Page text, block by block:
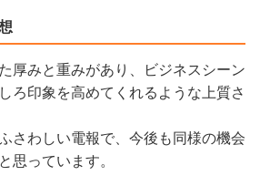
厚みと重みがあり、ビジネスシーン
ろ印象を高めてくれるような上質さ
さわしい電報で、今後も同様の機会
思っています。